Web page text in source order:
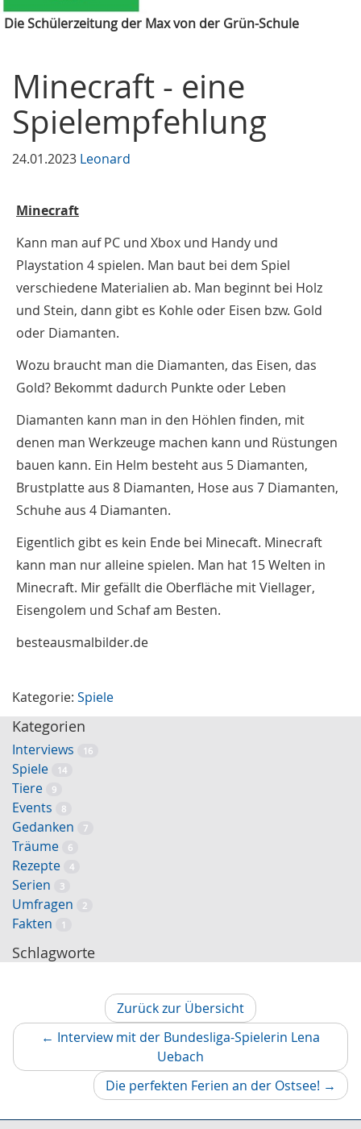
Die Schülerzeitung der Max von der Grün-Schule
Minecraft - eine
Spielempfehlung
24.01.2023 Leonard
Minecraft
Kann man auf PC und Xbox und Handy und
Playstation 4 spielen. Man baut bei dem Spiel
verschiedene Materialien ab. Man beginnt bei Holz
und Stein, dann gibt es Kohle oder Eisen bzw. Gold
oder Diamanten.
Wozu braucht man die Diamanten, das Eisen, das
Gold? Bekommt dadurch Punkte oder Leben
Diamanten kann man in den Höhlen finden, mit
denen man Werkzeuge machen kann und Rüstungen
bauen kann. Ein Helm besteht aus 5 Diamanten,
Brustplatte aus 8 Diamanten, Hose aus 7 Diamanten,
Schuhe aus 4 Diamanten.
Eigentlich gibt es kein Ende bei Minecaft. Minecraft
kann man nur alleine spielen. Man hat 15 Welten in
Minecraft. Mir gefällt die Oberfläche mit Viellager,
Eisengolem und Schaf am Besten.
besteausmalbilder.de
Kategorie: Spiele
Kategorien
Interviews 16
Spiele 14
Tiere 9
Events 8
Gedanken 7
Träume 6
Rezepte 4
Serien 3
Umfragen 2
Fakten 1
Schlagworte
← Interview mit der Bundesliga-Spielerin Lena
Uebach
Artikel
Zurück zur Übersicht
Die perfekten Ferien an der Ostsee!
Artikel
→